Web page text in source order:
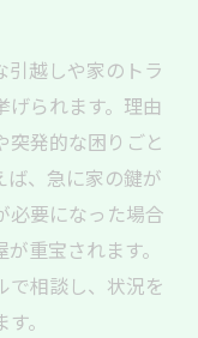
引越しや家のトラ
られます。理由
突発的な困りごと
ば、急に家の鍵が
必要になった場合
重宝されます。
で相談し、状況を
。